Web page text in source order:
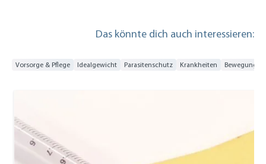
Das könnte dich auch interessieren:
Vorsorge & Pflege Idealgewicht Parasitenschutz Krankheiten